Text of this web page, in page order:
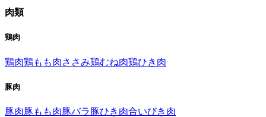
肉類
鶏肉
鶏肉鶏もも肉ささみ鶏むね肉鶏ひき肉
豚肉
豚肉豚もも肉豚バラ豚ひき肉合いびき肉